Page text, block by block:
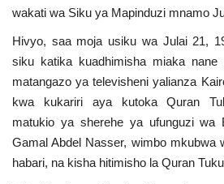
wakati wa Siku ya Mapinduzi mnamo
Hivyo, saa moja usiku wa Julai 21,
siku katika kuadhimisha miaka
matangazo ya televisheni yalianza
kwa kukariri aya kutoka Quran
matukio ya sherehe ya ufunguzi wa
Gamal Abdel Nasser, wimbo mkubwa
habari, na kisha hitimisho la Quran